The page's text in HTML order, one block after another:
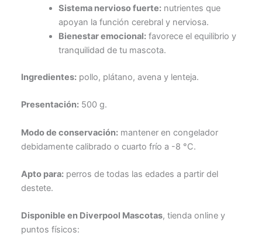
Sistema nervioso fuerte:nutrientes que
apoyan la función cerebral y nerviosa.
Bienestar emocional:favorece el equilibrio y
tranquilidad de tu mascota.
Ingredientes: pollo, plátano, avena y lenteja.
Presentación: 500 g.
Modo de conservación: mantener en congelador
debidamente calibrado o cuarto frío a -8 °C.
Apto para: perros de todas las edades a partir del
destete.
Disponible en Diverpool Mascotas, tienda online y
puntos físicos: